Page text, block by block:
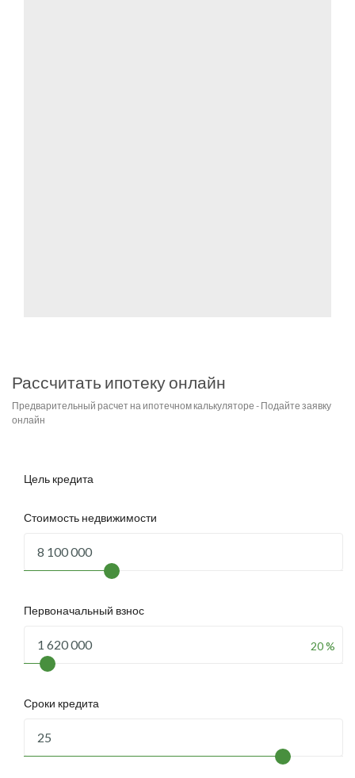
Рассчитать ипотеку онлайн
Предварительный расчет на ипотечном калькуляторе - Подайте заявку
онлайн
Цель кредита
Стоимость недвижимости
Первоначальный взнос
20 %
Сроки кредита